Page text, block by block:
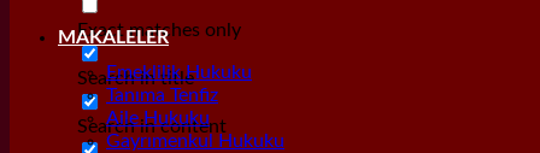
Exact matches only
Search in title
Search in content
MAKALELER
Emeklilik Hukuku
Tanıma Tenfiz
Aile Hukuku
Gayrımenkul Hukuku